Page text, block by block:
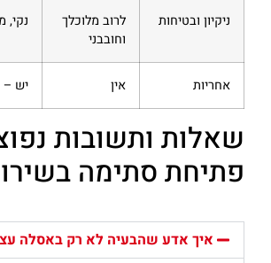
ניקיון ובטיחות
לרוב מלוכלך
וחובבני
נקי,
אחריות אין יש –
שאלות ותשובות
פתיחת סתימה
איך אדע שהבעיה לא רק באסלה